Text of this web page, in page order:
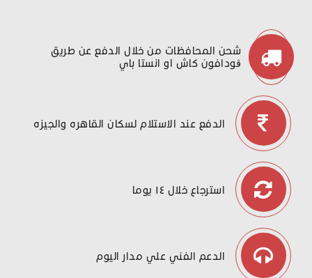
شحن المحافظات من خلال الدفع عن طريق
ڤودافون كاش او انستا باي
الدفع عند الاستلام لسكان القاهره والجيزه
استرجاع خلال ١٤ يوما
الدعم الفني علي مدار اليوم